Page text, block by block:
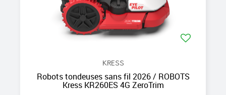
KRESS
Robots tondeuses sans fil 2026 / ROBOTS
Kress KR260ES 4G ZeroTrim